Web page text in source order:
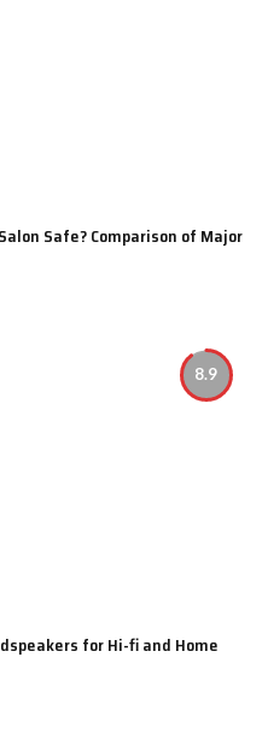
Safe? Comparison of Major
8.9
for Hi-fi and Home